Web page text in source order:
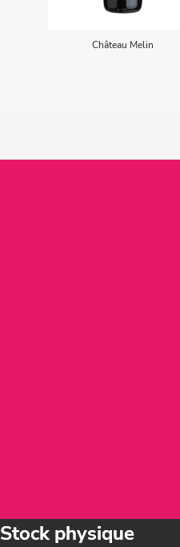
Château Melin
Stock physique